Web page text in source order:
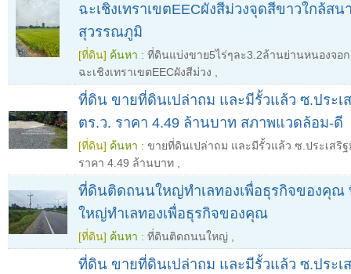
ฉะเชิงเทราเขตEECผังสีม่วงจุดสีขาวใกล้ส
สุวรรณภูมิ
[ที่ดิน] ค้นหา : ที่ดินแบ่งขาย5ไร่ๆละ3.2ล้านย่านหนองจอ
ฉะเชิงเทราเขตEECผังสีม่วง
ที่ดิน ขายที่ดินเปล่าถม และมีรั้วแล้ว ซ.ประเ
ตร.ว. ราคา 4.49 ล้านบาท สภาพแวดล้อม-ดี
[ที่ดิน] ค้นหา : ขายที่ดินเปล่าถม และมีรั้วแล้ว ซ.ประเสริ
ราคา 4.49 ล้านบาท
ที่ดินติดถนนใหญ่ทำเลทองเพื่อธุรกิจของคุ
ใหญ่ทำเลทองเพื่อธุรกิจของคุณ
[ที่ดิน] ค้นหา : ที่ดินติดถนนใหญ่
ที่ดิน ขายที่ดินเปล่าถม และมีรั้วแล้ว ซ.ประเ